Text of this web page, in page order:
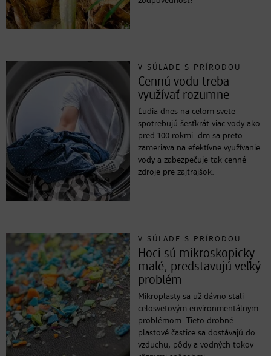
V SÚLADE S PRÍRODOU
Cennú vodu treba
využívať rozumne
Ľudia dnes na celom svete
spotrebujú šesťkrát viac vody ako
pred 100 rokmi. dm sa preto
zameriava na efektívne využívanie
vody a zabezpečuje tak cenné
zdroje pre zajtrajšok.
V SÚLADE S PRÍRODOU
Hoci sú mikroskopicky
malé, predstavujú veľký
problém
Mikroplasty sa už dávno stali
celosvetovým environmentálnym
problémom. Tieto drobné
plastové častice sa dostávajú do
vzduchu, pôdy a vodných tokov